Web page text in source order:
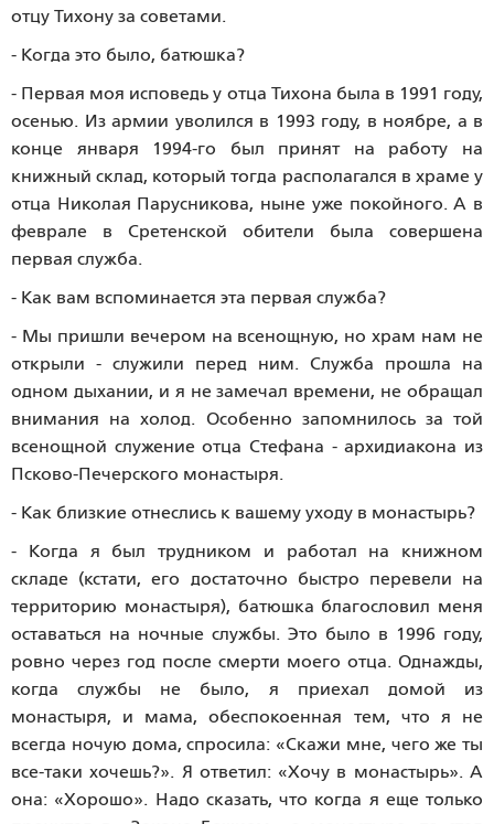
отцу Тихону за советами.
- Когда это было, батюшка?
- Первая моя исповедь у отца Тихона была в 1991 году,
осенью. Из армии уволился в 1993 году, в ноябре, а в
конце января 1994-го был принят на работу на
книжный склад, который тогда располагался в храме у
отца Николая Парусникова, ныне уже покойного. А в
феврале в Сретенской обители была совершена
первая служба.
- Как вам вспоминается эта первая служба?
- Мы пришли вечером на всенощную, но храм нам не
открыли - служили перед ним. Служба прошла на
одном дыхании, и я не замечал времени, не обращал
внимания на холод. Особенно запомнилось за той
всенощной служение отца Стефана - архидиакона из
Псково-Печерского монастыря.
- Как близкие отнеслись к вашему уходу в монастырь?
- Когда я был трудником и работал на книжном
складе (кстати, его достаточно быстро перевели на
территорию монастыря), батюшка благословил меня
оставаться на ночные службы. Это было в 1996 году,
ровно через год после смерти моего отца. Однажды,
когда службы не было, я приехал домой из
монастыря, и мама, обеспокоенная тем, что я не
всегда ночую дома, спросила: «Скажи мне, чего же ты
все-таки хочешь?». Я ответил: «Хочу в монастырь». А
она: «Хорошо». Надо сказать, что когда я еще только